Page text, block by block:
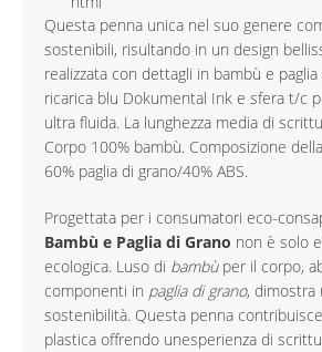
Questa penna unica nel suo genere
sostenibili, risultando in un design
realizzata con dettagli in bambù e paglia
ricarica blu Dokumental Ink e sfera t/c
ultra fluida. La lunghezza media di
Corpo 100% bambù. Composizione
60% paglia di grano/40% ABS.
Progettata per i consumatori eco-
Bambù e Paglia di Grano non è solo
ecologica. Luso di bambùper il corpo,
componenti in paglia di grano, dimostra
sostenibilità. Questa penna
plastica offrendo unesperienza di